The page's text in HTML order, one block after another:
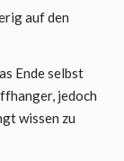
auf den
Ende selbst
jedoch
wissen zu